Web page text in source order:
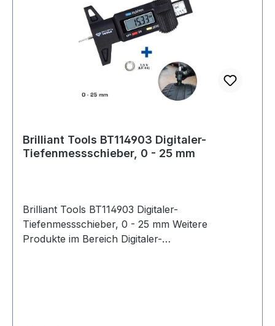
Brilliant Tools BT114903 Digitaler-
Tiefenmessschieber, 0 - 25 mm
Brilliant Tools BT114903 Digitaler-
Tiefenmessschieber, 0 - 25 mm Weitere
Produkte im Bereich Digitaler-